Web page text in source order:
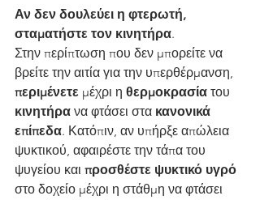
Αν δεν δουλεύει η φτερωτή,
σταματήστε τον κινητήρα.
Στην περίπτωση που δεν μπορείτε να
βρείτε την αιτία για την υπερθέρμανση,
περιμένετε μέχρι η θερμοκρασία του
κινητήρα να φτάσει στα κανονικά
επίπεδα. Κατόπιν, αν υπήρξε απώλεια
ψυκτικού, αφαιρέστε την τάπα του
ψυγείου και προσθέστε ψυκτικό υγρό
στο δοχείο μέχρι η στάθμη να φτάσει